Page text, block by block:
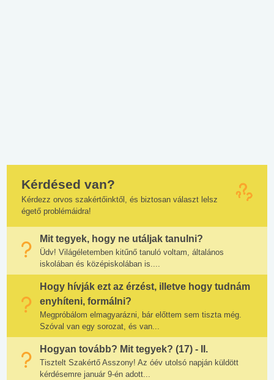
Kérdésed van?
Kérdezz orvos szakértőinktől, és biztosan választ lelsz
égető problémáidra!
Mit tegyek, hogy ne utáljak tanulni?
Üdv! Világéletemben kitűnő tanuló voltam, általános
iskolában és középiskolában is....
Hogy hívják ezt az érzést, illetve hogy tudnám
enyhíteni, formálni?
Megpróbálom elmagyarázni, bár előttem sem tiszta még.
Szóval van egy sorozat, és van...
Hogyan tovább? Mit tegyek? (17) - II.
Tisztelt Szakértő Asszony! Az óév utolsó napján küldött
kérdésemre január 9-én adott...